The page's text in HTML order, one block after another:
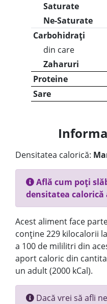
Saturate
Ne-Saturate
Carbohidrați
din care
Zaharuri
Proteine
Sare
Densitatea calorică:
Află cum poți
densitatea
Acest aliment face
conține 229 kilocalorii
a 100 de mililitri din
aport caloric din
un adult (2000 kCal).
Dacă vrei să afli